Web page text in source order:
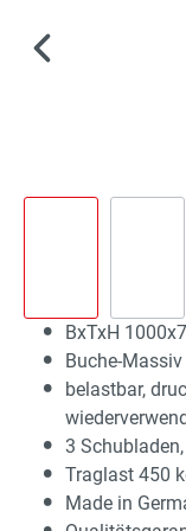
BxTxH
Buche-
belastbar,
3
Traglast 450
Made in